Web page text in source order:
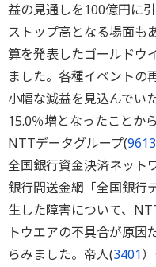
益の見通しを100億円に
ストップ高となる場面も
算を発表したゴールドウ
ました。各種イベントの
小幅な減益を見込んでい
15.0％増となったことか
NTTデータグループ(9613
全国銀行資金決済ネット
銀行間送金網「全国銀行
生した障害について、
トウエアの不具合が原因
らみました。帝人(3401